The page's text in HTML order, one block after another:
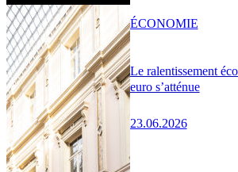
Le ralentissement
euro s’atténue
23.06.2026
ÉCONOMIE